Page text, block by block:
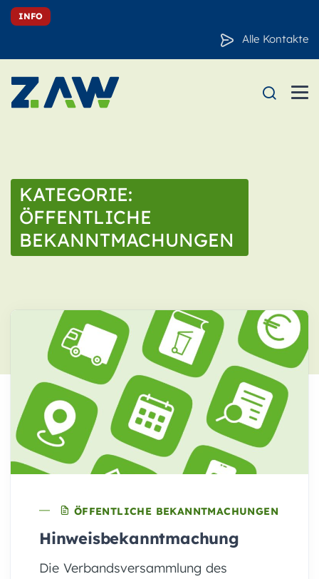
INFO
Alle Kontakte
KATEGORIE:
ÖFFENTLICHE
BEKANNTMACHUNGEN
ÖFFENTLICHE BEKANNTMACHUNGEN
Hinweisbekanntmachung
Die Verbandsversammlung des